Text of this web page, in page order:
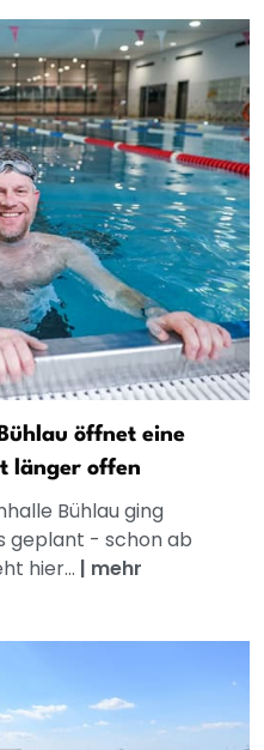
öffnet eine
länger offen
Bühlau ging
geplant - schon ab
hier... | mehr